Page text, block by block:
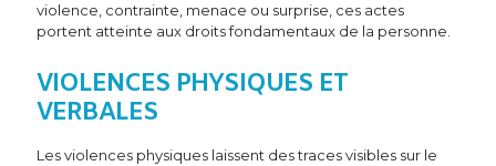
violence, contrainte, menace ou surprise, ces actes
portent atteinte aux droits fondamentaux de la personne.
VIOLENCES PHYSIQUES ET
VERBALES
Les violences physiques laissent des traces visibles sur le